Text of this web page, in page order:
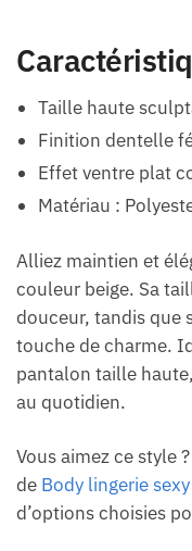
Taille haute
Finition dentelle
Effet ventre plat
Matériau :
Alliez maintien et
couleur beige. Sa
douceur, tandis que
touche de charme.
pantalon taille
au quotidien.
Vous aimez ce style
de Body lingerie sexy
d’options choisies